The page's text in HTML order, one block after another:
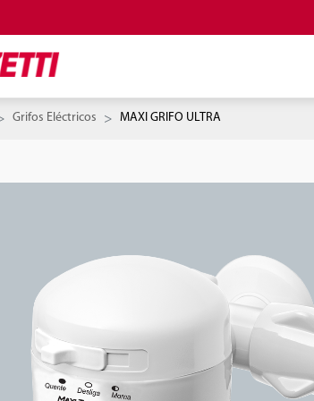
Grifos Eléctricos MAXI GRIFO ULTRA